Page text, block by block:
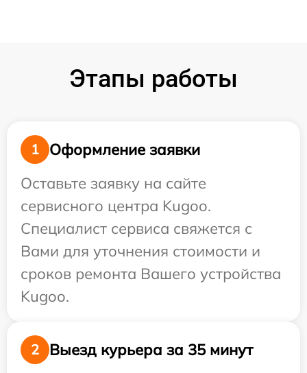
Этапы работы
1
Оформление заявки
Оставьте заявку на сайте
сервисного центра Kugoo.
Специалист сервиса свяжется с
Вами для уточнения стоимости и
сроков ремонта Вашего устройства
Kugoo.
2
Выезд курьера за 35 минут